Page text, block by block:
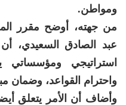
ومواطن.
من جهته، أوضح مقرر
عبد الصادق السعيدي،
استراتيجي ومؤسساتي
واحترام القواعد، وضمان
وأضاف أن الأمر يتعلق